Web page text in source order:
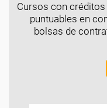
Cursos con
puntuables en
bolsas de